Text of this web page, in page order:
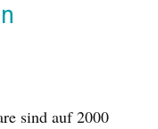
sind auf 2000